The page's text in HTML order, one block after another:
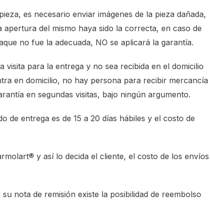
es necesario enviar imágenes de la pieza dañada,
del mismo haya sido la correcta, en caso de
no fue la adecuada, NO se aplicará la garantía.
visita para la entrega y no sea recibida en el domicilio
en domicilio, no hay persona para recibir mercancía
en segundas visitas, bajo ningún argumento.
de entrega es de 15 a 20 días hábiles y el costo de
y así lo decida el cliente, el costo de los envíos
nota de remisión existe la posibilidad de reembolso